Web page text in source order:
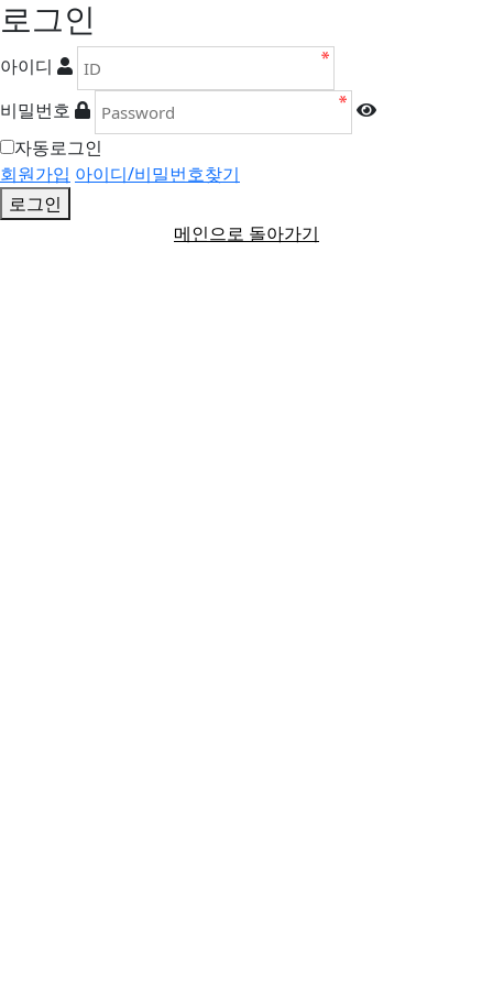
로그인
아이디
비밀번호
자동로그인
회원가입 아이디/비밀번호찾기
로그인
메인으로 돌아가기